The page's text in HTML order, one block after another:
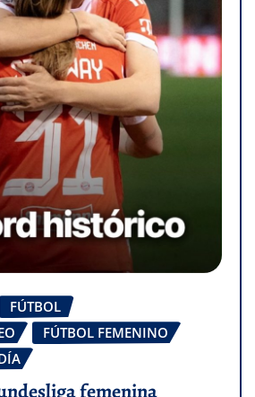
FÚTBOL
FÚTBOL FEMENINO
femenina